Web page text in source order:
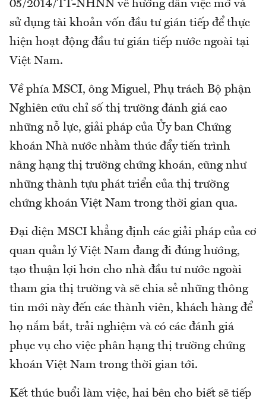
05/2014/TT-NHNN về hướng dẫn việc mở và
sử dụng tài khoản vốn đầu tư gián tiếp để thực
hiện hoạt động đầu tư gián tiếp nước ngoài tại
Việt Nam.
Về phía MSCI, ông Miguel, Phụ trách Bộ phận
Nghiên cứu chỉ số thị trường đánh giá cao
những nỗ lực, giải pháp của Ủy ban Chứng
khoán Nhà nước nhằm thúc đẩy tiến trình
nâng hạng thị trường chứng khoán, cũng như
những thành tựu phát triển của thị trường
chứng khoán Việt Nam trong thời gian qua.
Đại diện MSCI khẳng định các giải pháp của cơ
quan quản lý Việt Nam đang đi đúng hướng,
tạo thuận lợi hơn cho nhà đầu tư nước ngoài
tham gia thị trường và sẽ chia sẻ những thông
tin mới này đến các thành viên, khách hàng để
họ nắm bắt, trải nghiệm và có các đánh giá
phục vụ cho việc phân hạng thị trường chứng
khoán Việt Nam trong thời gian tới.
Kết thúc buổi làm việc, hai bên cho biết sẽ tiếp